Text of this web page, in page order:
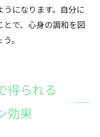
になります。自分に
で、心身の調和を図
。
得られる
効果